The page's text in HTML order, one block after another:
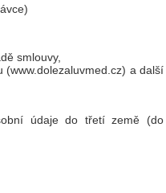
smlouvy,
a
údaje do třetí země